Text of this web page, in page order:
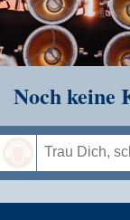
Noch keine